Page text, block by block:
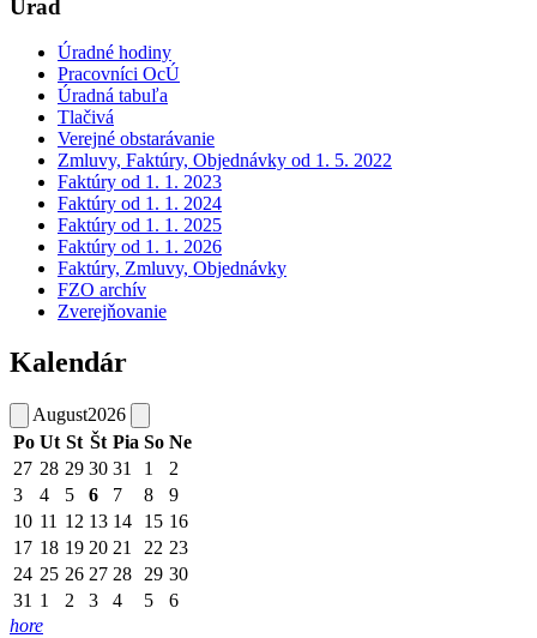
Úrad
Úradné hodiny
Pracovníci OcÚ
Úradná tabuľa
Tlačivá
Verejné obstarávanie
Zmluvy, Faktúry, Objednávky od 1. 5. 2022
Faktúry od 1. 1. 2023
Faktúry od 1. 1. 2024
Faktúry od 1. 1. 2025
Faktúry od 1. 1. 2026
Faktúry, Zmluvy, Objednávky
FZO archív
Zverejňovanie
Kalendár
August2026
Po Ut St Št Pia So Ne
27 28 29 30 31 1
2
3
4 5 6 7 8
9
10 11 12 13 14 15 16
17 18 19 20 21 22 23
24 25 26 27 28 29 30
31 1 2 3 4 5
6
hore